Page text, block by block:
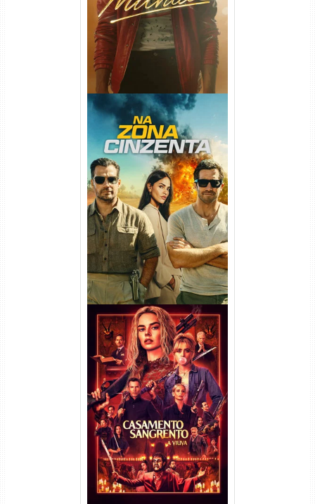
Na Zona Cinzenta Torrent
(2026) WEB-DL 1080p/4K
Dual Áudio
Casamento Sangrento: A
Viúva Torrent (2026) WEB-DL
720p/1080p/4K Dual Áudio